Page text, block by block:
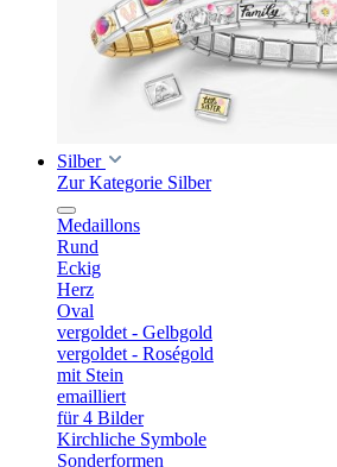
Silber
Zur Kategorie Silber
Medaillons
Rund
Eckig
Herz
Oval
vergoldet - Gelbgold
vergoldet - Roségold
mit Stein
emailliert
für 4 Bilder
Kirchliche Symbole
Sonderformen